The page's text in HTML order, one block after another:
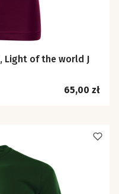
Light of the world J
Cena
65,00 zł